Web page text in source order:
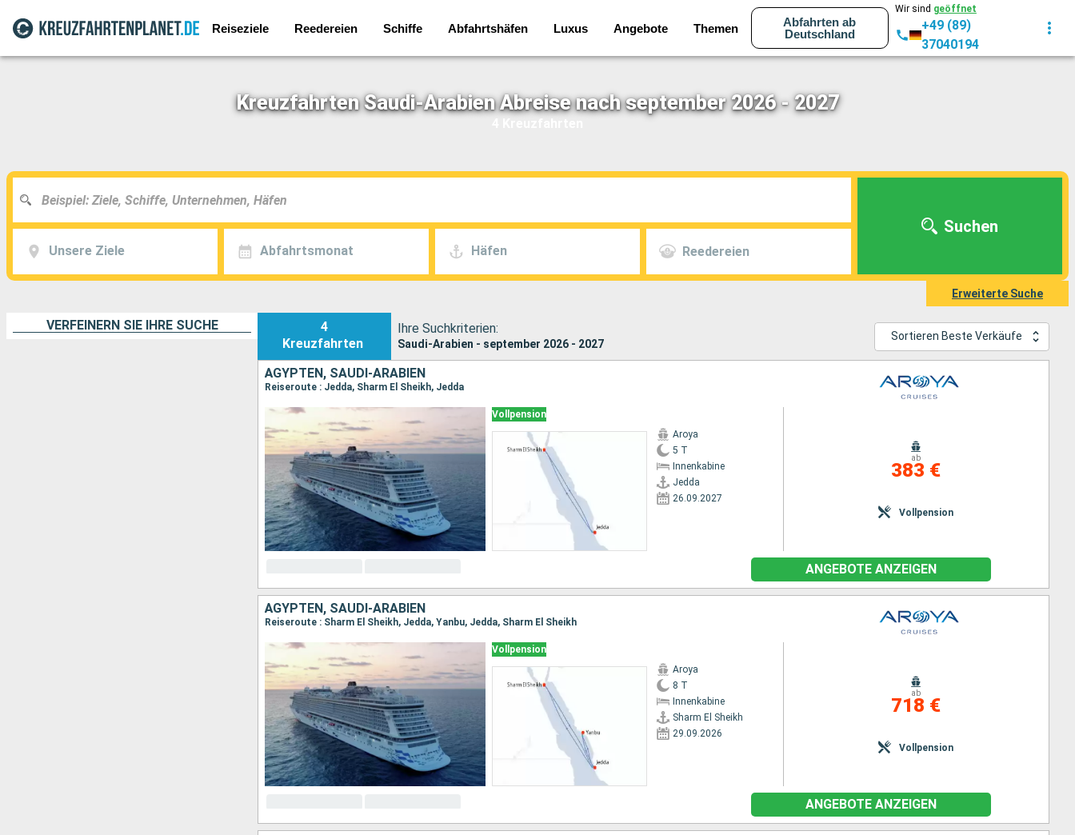
Reiseziele Reedereien Schiffe Abfahrtshäfen Luxus Angebote Themen
Abfahrten ab
Deutschland
Wir sind geöffnet
+49 (89)
37040194
Kreuzfahrten Saudi-Arabien Abreise nach september 2026 - 2027
Unsere Ziele Abfahrtsmonat Häfen Reedereien
Suchen
Erweiterte Suche
VERFEINERN SIE IHRE SUCHE
4
Kreuzfahrten
Ihre Suchkriterien:
Saudi-Arabien - september 2026 - 2027
Sortieren Beste Verkäufe
ÄGYPTEN, SAUDI-ARABIEN
Reiseroute : Jedda, Sharm El Sheikh, Jedda
Vollpension
Aroya
5 T
Innenkabine
Jedda
26.09.2027
ab
383 €
Vollpension
ANGEBOTE ANZEIGEN
ÄGYPTEN, SAUDI-ARABIEN
Reiseroute : Sharm El Sheikh, Jedda, Yanbu, Jedda, Sharm El Sheikh
Vollpension
Aroya
8 T
Innenkabine
Sharm El Sheikh
29.09.2026
ab
718 €
Vollpension
ANGEBOTE ANZEIGEN